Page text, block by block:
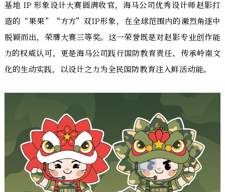
基地 IP 形象设计大赛圆满收官，海马公司优秀设计师赵影打
造的“果果”“方方”双IP形象，在全球范围内的激烈角逐中
脱颖而出，荣膺大赛三等奖。这一荣誉既是对赵影专业创作能
力的权威认可，更是海马公司践行国防教育责任、传承岭南文
化的生动实践，以设计之力为全民国防教育注入鲜活动能。